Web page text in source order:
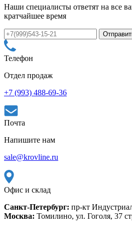
Наши специалисты ответят на все
кратчайшее время
Телефон
Отдел продаж
+7 (993) 488-69-36
Почта
Напишите нам
sale@krovline.ru
Офис и склад
Санкт-Петербург: пр-кт
Москва: Томилино, ул. Гоголя, 37